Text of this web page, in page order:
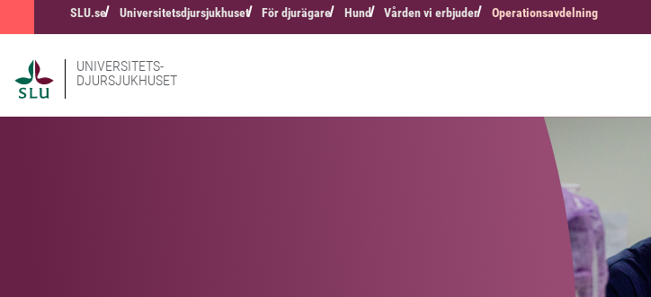
SLU.se Universitetsdjursjukhuset För djurägare Hund Vården vi erbjuder Operationsavdelning
UNIVERSITETS-
DJURSJUKHUSET